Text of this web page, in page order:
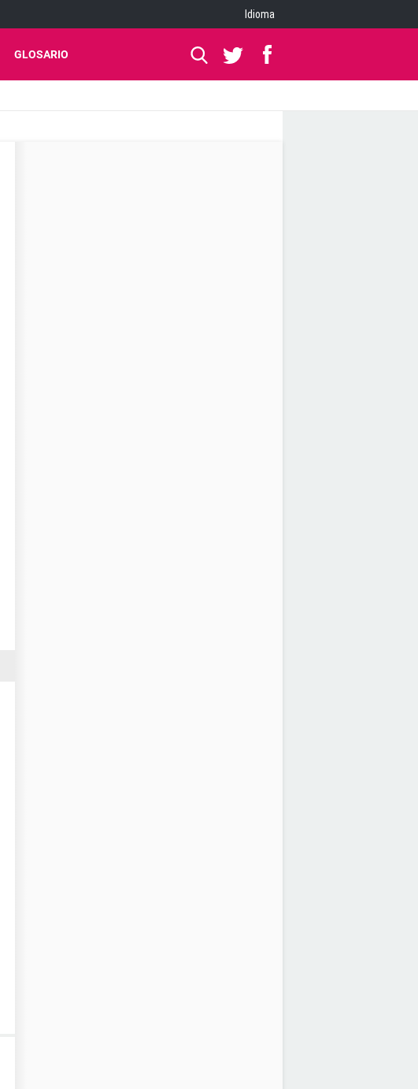
Idioma
GLOSARIO